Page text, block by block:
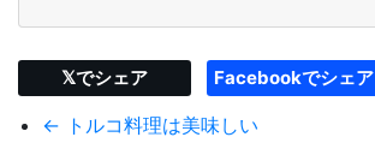
𝕏でシェア Facebookでシェア
← トルコ料理は美味しい